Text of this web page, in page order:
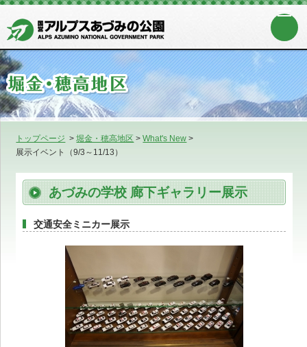
トップページ > 堀金・穂高地区 > What's New >
展示イベント（9/3～11/13）
あづみの学校 廊下ギャラリー展示
交通安全ミニカー展示